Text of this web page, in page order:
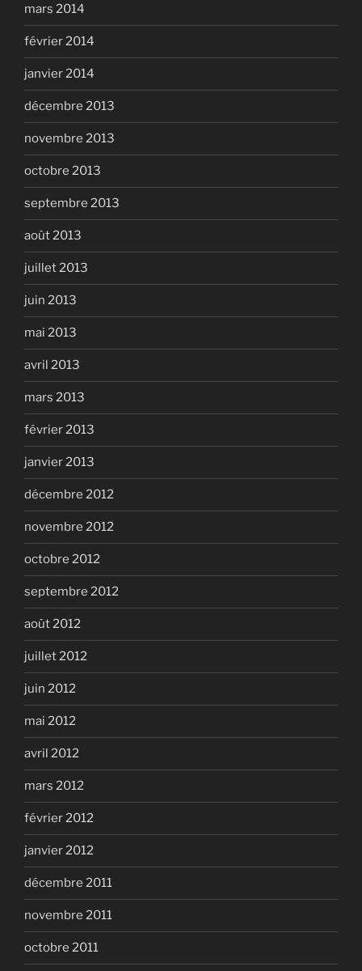
mars 2014
février 2014
janvier 2014
décembre 2013
novembre 2013
octobre 2013
septembre 2013
août 2013
juillet 2013
juin 2013
mai 2013
avril 2013
mars 2013
février 2013
janvier 2013
décembre 2012
novembre 2012
octobre 2012
septembre 2012
août 2012
juillet 2012
juin 2012
mai 2012
avril 2012
mars 2012
février 2012
janvier 2012
décembre 2011
novembre 2011
octobre 2011